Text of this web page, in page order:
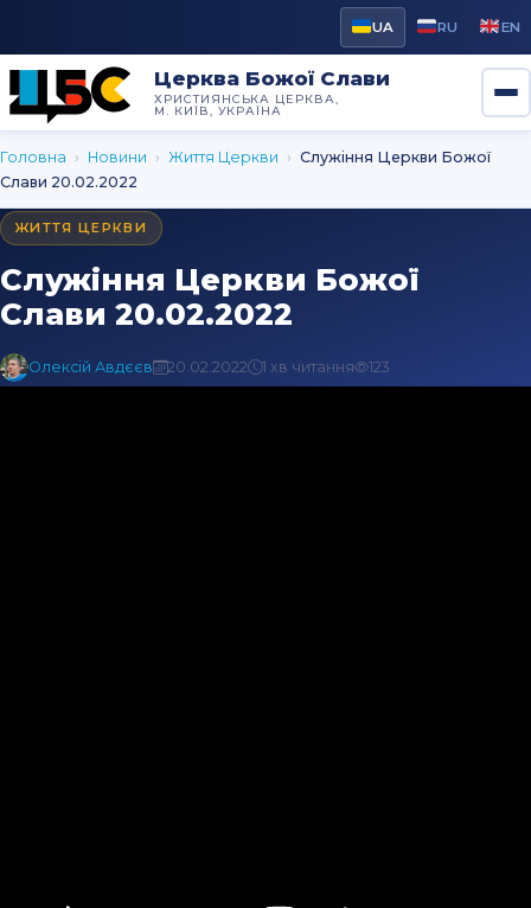
UA RU EN
Церква Божої Слави
ХРИСТИЯНСЬКА ЦЕРКВА,
М. КИЇВ, УКРАЇНА
Головна › Новини › Життя Церкви › Cлужіння Церкви Божої
Слави 20.02.2022
ЖИТТЯ ЦЕРКВИ
Cлужіння Церкви Божої
Слави 20.02.2022
Олексій Авдєєв 20.02.2022 1 хв читання 123